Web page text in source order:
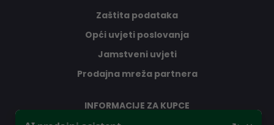
Zaštita podataka
Opći uvjeti poslovanja
Jamstveni uvjeti
Prodajna mreža partnera
INFORMACIJE ZA KUPCE